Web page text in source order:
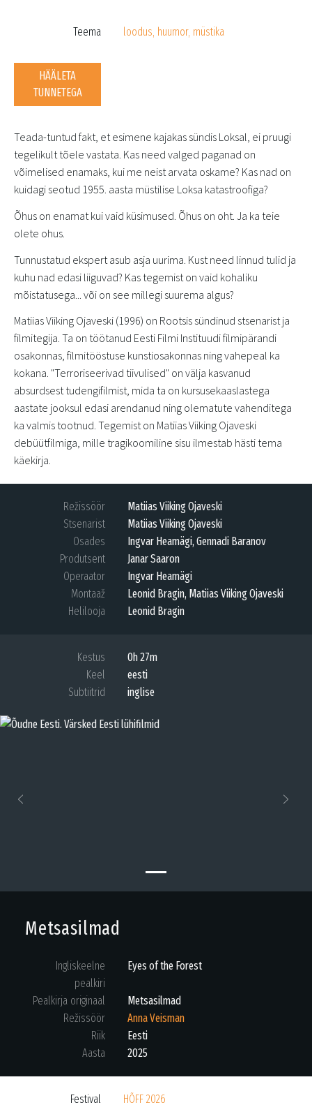
Teema loodus, huumor, müstika
HÄÄLETA
TUNNETEGA
Teada-tuntud fakt, et esimene kajakas sündis Loksal, ei pruugi
tegelikult tõele vastata. Kas need valged paganad on
võimelised enamaks, kui me neist arvata oskame? Kas nad on
kuidagi seotud 1955. aasta müstilise Loksa katastroofiga?
Õhus on enamat kui vaid küsimused. Õhus on oht. Ja ka teie
olete ohus.
Tunnustatud ekspert asub asja uurima. Kust need linnud tulid ja
kuhu nad edasi liiguvad? Kas tegemist on vaid kohaliku
mõistatusega... või on see millegi suurema algus?
Matiias Viiking Ojaveski (1996) on Rootsis sündinud stsenarist ja
filmitegija. Ta on töötanud Eesti Filmi Instituudi filmipärandi
osakonnas, filmitööstuse kunstiosakonnas ning vahepeal ka
kokana. "Terroriseerivad tiivulised" on välja kasvanud
absurdsest tudengifilmist, mida ta on kursusekaaslastega
aastate jooksul edasi arendanud ning olematute vahenditega
ka valmis tootnud. Tegemist on Matiias Viiking Ojaveski
debüütfilmiga, mille tragikoomiline sisu ilmestab hästi tema
käekirja.
Režissöör
Matiias Viiking Ojaveski
Stsenarist
Matiias Viiking Ojaveski
Osades
Ingvar Heamägi, Gennadi Baranov
Produtsent
Janar Saaron
Operaator
Ingvar Heamägi
Montaaž
Leonid Bragin, Matiias Viiking Ojaveski
Helilooja
Leonid Bragin
Kestus
0h 27m
Keel
eesti
Subtiitrid
inglise
Metsasilmad
Ingliskeelne
pealkiri
Eyes of the Forest
Pealkirja originaal
Metsasilmad
Režissöör
Anna Veisman
Riik
Eesti
Aasta
2025
Festival HÕFF 2026